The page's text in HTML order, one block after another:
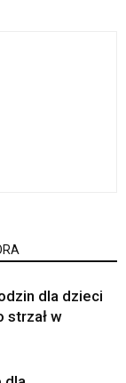
dla dzieci
strzał w